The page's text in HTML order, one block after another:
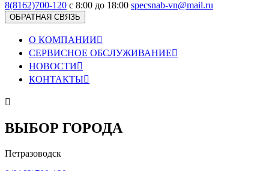
8(8162)700-120 с 8:00 до 18:00 specsnab-vn@mail.ru
ОБРАТНАЯ СВЯЗЬ
О КОМПАНИИ
СЕРВИСНОЕ ОБСЛУЖИВАНИЕ
НОВОСТИ
КОНТАКТЫ

ВЫБОР ГОРОДА
Петразоводск